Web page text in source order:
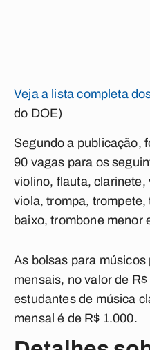
Veja a lista completa
do DOE)
Segundo a publicação,
90 vagas para os
violino, flauta,
viola, trompa,
baixo, trombone menor
As bolsas para
mensais, no valor de
estudantes de música
mensal é de R$ 1.000.